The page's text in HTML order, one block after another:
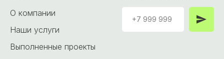
О компании
Наши услуги
Выполненные проекты